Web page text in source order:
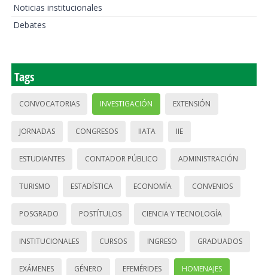
Noticias institucionales
Debates
Tags
CONVOCATORIAS INVESTIGACIÓN EXTENSIÓN
JORNADAS CONGRESOS IIATA IIE
ESTUDIANTES CONTADOR PÚBLICO ADMINISTRACIÓN
TURISMO ESTADÍSTICA ECONOMÍA CONVENIOS
POSGRADO POSTÍTULOS CIENCIA Y TECNOLOGÍA
INSTITUCIONALES CURSOS INGRESO GRADUADOS
EXÁMENES GÉNERO EFEMÉRIDES HOMENAJES